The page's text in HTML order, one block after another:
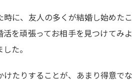
時に、友人の多くが結婚し始めたこ
活を頑張ってお相手を見つけてみよ
た。
たりすることが、あまり得意でな